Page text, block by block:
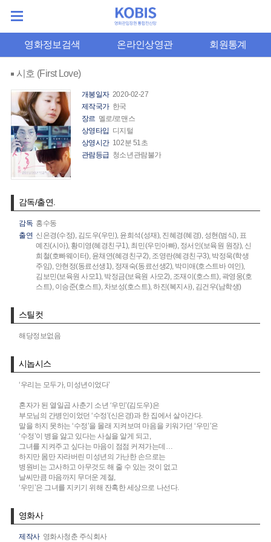
영화정보검색 온라인상영관 회원통계
시호 (First Love)
개봉일자 2020-02-27
제작국가 한국
장르 멜로/로맨스
상영타입 디지털
상영시간 102분 51초
관람등급 청소년관람불가
감독/출연.
감독 홍수동
출연 신은경(수정), 김도우(우민), 윤희석(성재), 진혜경(혜경), 성현(범식), 표
예진(시아), 황미영(혜경친구1), 최민(우민아빠), 정서인(보육원 원장), 신
희철(호빠웨이터), 윤채연(혜경친구2), 조영란(혜경친구3), 박정욱(학생
주임), 안현정(동료선생1), 정재숙(동료선생2), 박미애(호스트바 여인),
김보민(보육원 사모1), 박정금(보육원 사모2), 조재이(호스트), 곽영웅(호
스트), 이승준(호스트), 차보성(호스트),하진(복지사), 김건우(남학생)
스틸컷
해당정보없음
시놉시스
‘우리는 모두가, 미성년이었다’
혼자가 된 열일곱 사춘기 소년 ‘우민’(김도우)은
부모님의 간병인이었던 ‘수정’(신은경)과 한 집에서 살아간다.
말을 하지 못하는 ‘수정’을 몰래 지켜보며 마음을 키워가던 ‘우민’은
‘수정’이 병을 앓고 있다는 사실을 알게 되고,
그녀를 지켜주고 싶다는 마음이 점점 커져가는데…
하지만 몸만 자라버린 미성년의 가난한 손으로는
병원비는 고사하고 아무것도 해 줄 수 있는 것이 없고
날씨만큼 마음까지 무더운 계절,
‘우민’은 그녀를 지키기 위해 잔혹한 세상으로 나선다.
영화사
제작사 영화사청춘 주식회사